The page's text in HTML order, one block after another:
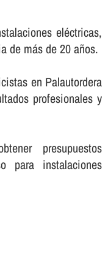
eléctricas,
de más de 20 años.
en Palautordera
profesionales y
presupuestos
para instalaciones